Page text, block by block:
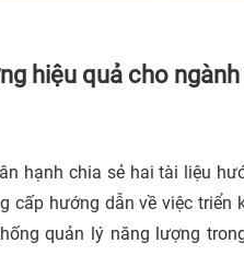
hiệu quả cho
hạnh chia sẻ hai tài liệu
cấp hướng dẫn về việc
quản lý năng lượng